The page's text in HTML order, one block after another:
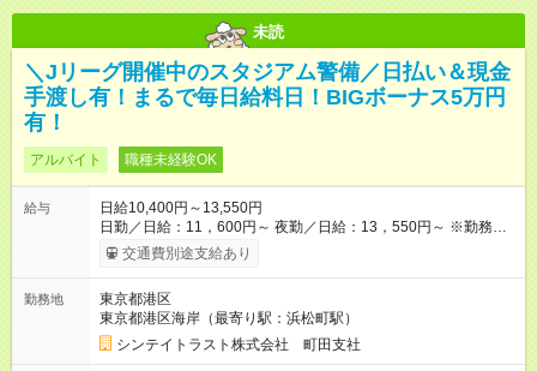
未読
＼Jリーグ開催中のスタジアム警備／日払い＆現金
手渡し有！まるで毎日給料日！BIGボーナス5万円
有！
アルバイト 職種未経験OK
給与
日給10,400円～13,550円
日勤／日給：11，600円～ 夜勤／日給：13，550円～ ※勤務数
が週2日以下の場合 日勤／日給：10，400円 夜勤／日給：12，
350円 ■交通費別途全額支給 ※規定あり ■支払方法：日払い └日
⇒希望をお聞かせください♪ ■各種資格手当あり ■残業手当あり ■
日給保障あり └早く終わっても”全額”支給！ ・－・－・ ≪ 法定
研修 ≫ 研修時の給与： 日給10，000円×3日間（24時間） ＝研
修費として合計30，000円支給 ＋交通費全額支給 ※規定あり
交通費別途支給あり
勤務地
東京都港区
東京都港区海岸（最寄り駅：浜松町駅）
シンテイトラスト株式会社 町田支社